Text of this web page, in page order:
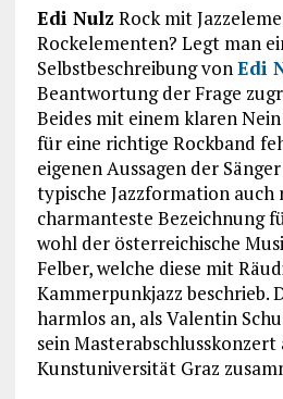
Edi Nulz Rock mit
Rockelementen? Legt man
Selbstbeschreibung von Edi
Beantwortung der Frage
Beides mit einem klaren
für eine richtige Rockband
eigenen Aussagen der
typische Jazzformation auch
charmanteste Bezeichnung
wohl der österreichische
Felber, welche diese mit
Kammerpunkjazz beschrieb.
harmlos an, als Valentin
sein Masterabschlusskonzert
Kunstuniversität Graz